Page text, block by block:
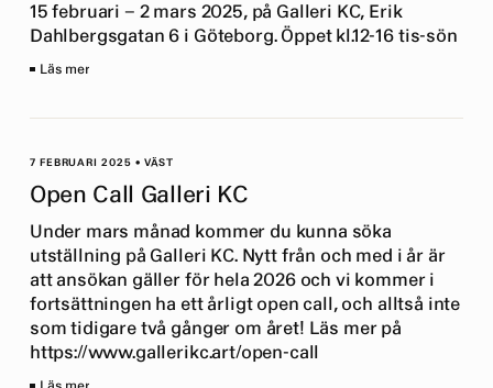
15 februari – 2 mars 2025, på Galleri KC, Erik
Dahlbergsgatan 6 i Göteborg. Öppet kl.12-16 tis-sön
Läs mer
7 FEBRUARI 2025 • VÄST
Open Call Galleri KC
Under mars månad kommer du kunna söka
utställning på Galleri KC. Nytt från och med i år är
att ansökan gäller för hela 2026 och vi kommer i
fortsättningen ha ett årligt open call, och alltså inte
som tidigare två gånger om året! Läs mer på
https://www.gallerikc.art/open-call